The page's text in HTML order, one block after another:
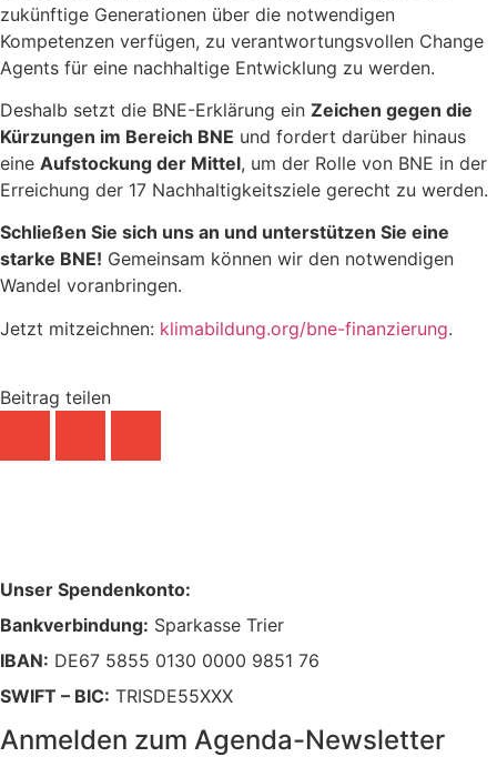
zukünftige Generationen über die notwendigen
Kompetenzen verfügen, zu verantwortungsvollen Change
Agents für eine nachhaltige Entwicklung zu werden.
Deshalb setzt die BNE-Erklärung ein Zeichen gegen die
Kürzungen im Bereich BNE und fordert darüber hinaus
eine Aufstockung der Mittel, um der Rolle von BNE in der
Erreichung der 17 Nachhaltigkeitsziele gerecht zu werden.
Schließen Sie sich uns an und unterstützen Sie eine
starke BNE! Gemeinsam können wir den notwendigen
Wandel voranbringen.
Jetzt mitzeichnen: klimabildung.org/bne-finanzierung.
Beitrag teilen
Unser Spendenkonto:
Bankverbindung: Sparkasse Trier
IBAN: DE67 5855 0130 0000 9851 76
SWIFT – BIC: TRISDE55XXX
Anmelden zum Agenda-Newsletter